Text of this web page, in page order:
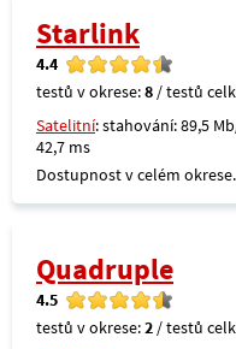
Starlink
4.4
testů v okrese:8 / testů
Satelitní: stahování: 89,5
42,7 ms
Dostupnost v celém okrese.
Quadruple
4.5
testů v okrese:2 / testů